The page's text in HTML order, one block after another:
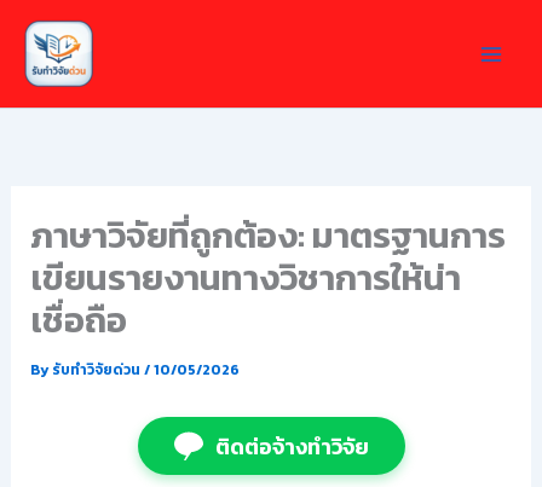
Skip
content
ภาษาวิจัยที่ถูกต้อง: มาตรฐานการ
เขียนรายงานทางวิชาการให้น่า
เชื่อถือ
Byรับทำวิจัยด่วน /10/05/2026
ติดต่อจ้างทำวิจัย